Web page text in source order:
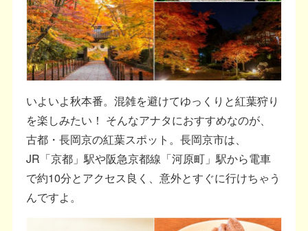
いよいよ秋本番。混雑を避けてゆっくりと紅葉狩り
を楽しみたい！ そんなアナタにおすすめなのが、
古都・長岡京の紅葉スポット。長岡京市は、
JR「京都」駅や阪急京都線「河原町」駅から電車
で約10分とアクセス良く、意外とすぐに行けちゃう
んですよ。